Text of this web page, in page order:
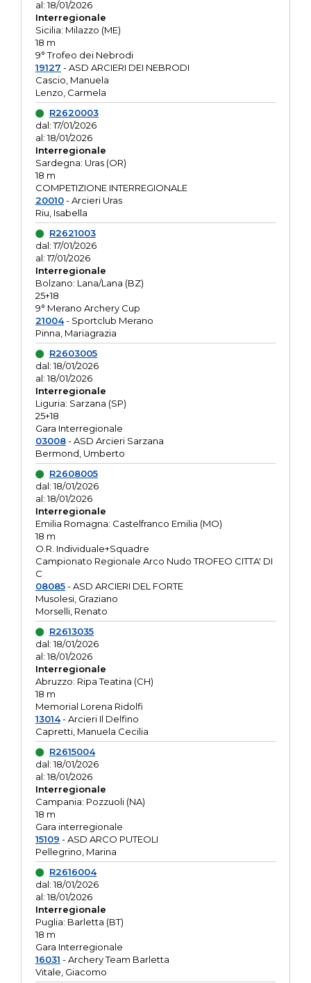
al: 18/01/2026
Interregionale
Sicilia: Milazzo (ME)
18 m
9° Trofeo dei Nebrodi
19127 - ASD ARCIERI DEI NEBRODI
Cascio, Manuela
Lenzo, Carmela
R2620003
dal: 17/01/2026
al: 18/01/2026
Interregionale
Sardegna: Uras (OR)
18 m
COMPETIZIONE INTERREGIONALE
20010- Arcieri Uras
Riu, Isabella
R2621003
dal: 17/01/2026
al: 17/01/2026
Interregionale
Bolzano: Lana/Lana (BZ)
25+18
9° Merano Archery Cup
21004- Sportclub Merano
Pinna, Mariagrazia
R2603005
dal: 18/01/2026
al: 18/01/2026
Interregionale
Liguria: Sarzana (SP)
25+18
Gara Interregionale
03008- ASD Arcieri Sarzana
Bermond, Umberto
R2608005
dal: 18/01/2026
al: 18/01/2026
Interregionale
Emilia Romagna: Castelfranco Emilia (MO)
18 m
O.R. Individuale+Squadre
Campionato Regionale Arco Nudo TROFEO CITTA' DI
C
08085- ASD ARCIERI DEL FORTE
Musolesi, Graziano
Morselli, Renato
R2613035
dal: 18/01/2026
al: 18/01/2026
Interregionale
Abruzzo: Ripa Teatina (CH)
18 m
Memorial Lorena Ridolfi
13014- Arcieri Il Delfino
Capretti, Manuela Cecilia
R2615004
dal: 18/01/2026
al: 18/01/2026
Interregionale
Campania: Pozzuoli (NA)
18 m
Gara interregionale
15109 - ASD ARCO PUTEOLI
Pellegrino, Marina
R2616004
dal: 18/01/2026
al: 18/01/2026
Interregionale
Puglia: Barletta (BT)
18 m
Gara Interregionale
16031 - Archery Team Barletta
Vitale, Giacomo